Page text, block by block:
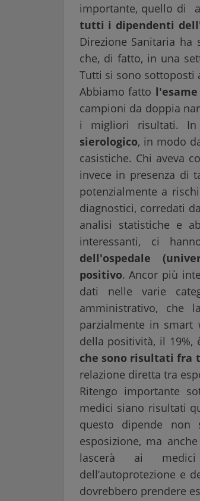
importante, quello di
tutti i dipendenti
Direzione Sanitaria
che, di fatto, in una
Tutti si sono sottoposti
Abbiamo fatto
campioni da doppia
i migliori risultati.
sierologico, in modo
casistiche. Chi aveva
invece in presenza di
potenzialmente a
diagnostici, corredati
analisi statistiche e
interessanti, ci
dell'ospedale
positivo. Ancor più
dati nelle varie
amministrativo, che
parzialmente in
della positività, il 19%,
che sono risultati fra
relazione diretta tra
Ritengo importante
medici siano risultati
questo dipende
esposizione, ma
lascerà ai medici
dell’autoprotezione e
dovrebbero prendere